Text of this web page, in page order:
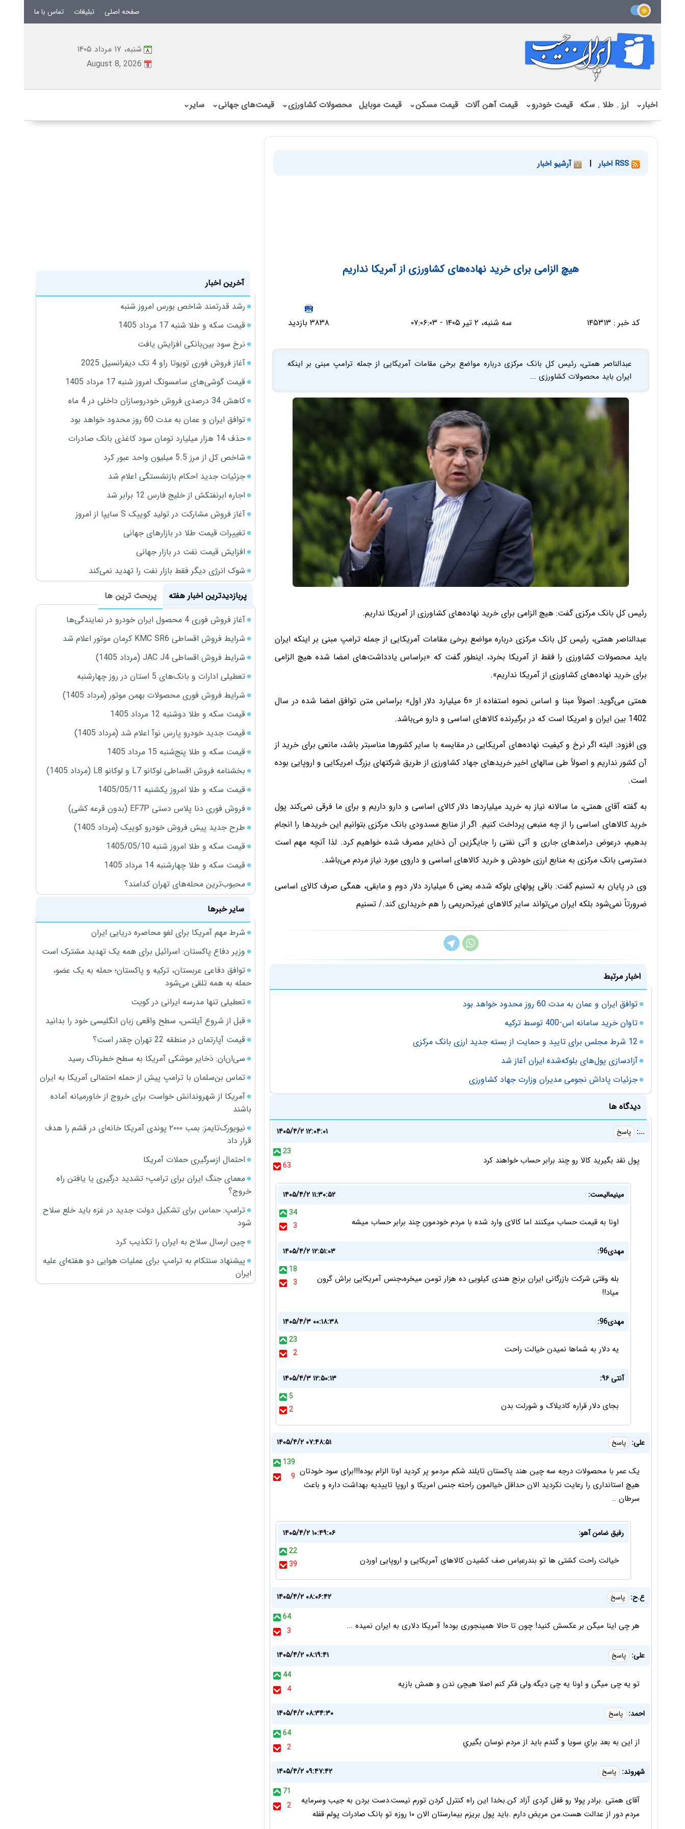
صفحه اصلی تبلیغات تماس با ما
شنبه، ۱۷ مرداد ۱۴۰۵
August 8, 2026
اخبار⌄ ارز . طلا . سکه قیمت خودرو⌄ قیمت آهن آلات قیمت مسکن⌄ قیمت موبایل محصولات کشاورزی⌄ قیمت‌های جهانی⌄ سایر⌄
| آرشیو اخبار
هیچ الزامی برای خرید نهاده‌های کشاورزی از آمریکا نداریم
کد خبر : ۱۴۵۳۱۳ سه شنبه، ۲ تیر ۱۴۰۵ - ۰۷:۰۶:۰۳ ۳۸۳۸ بازدید
عبدالناصر همتی، رئیس کل بانک مرکزی درباره مواضع برخی مقامات آمریکایی از جمله ترامپ مبنی بر اینکه
ایران باید محصولات کشاورزی ...
رئیس کل بانک مرکزی گفت: هیچ الزامی برای خرید نهاده‌های کشاورزی از آمریکا نداریم.
عبدالناصر همتی، رئیس کل بانک مرکزی درباره مواضع برخی مقامات آمریکایی از جمله ترامپ مبنی بر اینکه ایران
باید محصولات کشاورزی را فقط از آمریکا بخرد، اینطور گفت که «براساس یادداشت‌های امضا شده هیچ الزامی
برای خرید نهاده‌های کشاورزی از آمریکا نداریم».
همتی می‌‌گوید: اصولاً مبنا و اساس نحوه استفاده از «6 میلیارد دلار اول» براساس متن توافق امضا شده در سال
1402 بین ایران و امریکا است که در برگیرنده کالاهای اساسی و دارو می‌باشد.
وی افزود: البته اگر نرخ و کیفیت نهاده‌های آمریکایی در مقایسه با سایر کشورها مناسبتر باشد، مانعی برای خرید از
آن کشور نداریم و اصولاً طی سالهای اخیر خریدهای جهاد کشاورزی از طریق شرکتهای بزرگ امریکایی و اروپایی بوده
است.
به گفته آقای همتی، ما سالانه نیاز به خرید میلیاردها دلار کالای اساسی و دارو داریم و برای ما فرقی نمی‌کند پول
خرید کالاهای اساسی را از چه منبعی پرداخت کنیم. اگر از منابع مسدودی بانک مرکزی بتوانیم این خریدها را انجام
بدهیم، درعوض درامدهای جاری و آتی نفتی را جایگزین آن ذخایر مصرف شده خواهیم کرد. لذا آنچه مهم است
دسترسی بانک مرکزی به منابع ارزی خودش و خرید کالاهای اساسی و داروی مورد نیاز مردم می‌باشد.
وی در پایان به تسنیم گفت: باقی پولهای بلوکه شده، یعنی 6 میلیارد دلار دوم و مابقی، همگی صرف کالای اساسی
ضرورتاً نمی‌شود بلکه ایران می‌تواند سایر کالاهای غیرتحریمی را هم خریداری کند./ تسنیم
اخبار مرتبط
توافق ایران و عمان به مدت 60 روز محدود خواهد بود
تاوان خرید سامانه اس-400 توسط ترکیه
12 شرط مجلس برای تایید و حمایت از بسته جدید ارزی بانک مرکزی
آزادسازی پول‌های بلوکه‌شده ایران آغاز شد
جزئیات پاداش نجومی مدیران وزارت جهاد کشاورزی
دیدگاه ها
...: پاسخ
۱۴۰۵/۴/۲ ۱۲:۰۴:۰۱
23
63
پول نقد بگیرید کالا رو چند برابر حساب خواهند کرد
مینیمالیست:
۱۴۰۵/۴/۲ ۱۱:۳۰:۵۲
34
3
اونا به قیمت حساب میکنند اما کالای وارد شده با مردم خودمون چند برابر حساب میشه
مهدی96:
۱۴۰۵/۴/۲ ۱۲:۵۱:۰۳
18
3
بله وقتی شرکت بازرگانی ایران برنج هندی کیلویی ده هزار تومن میخره،جنس آمریکایی براش گرون
میاد!!
مهدی96:
۱۴۰۵/۴/۳ ۰۰:۱۸:۳۸
23
2
یه دلار به شماها نمیدن خیالت راحت
آنتی ۹۶:
۱۴۰۵/۴/۳ ۱۲:۵۰:۱۳
5
2
بجای دلار قراره کادیلاک و شورلت بدن
علی: پاسخ
۱۴۰۵/۴/۲ ۰۷:۴۸:۵۱
139
9 یک عمر با محصولات درجه سه چین هند پاکستان تایلند شکم مردمو پر کردید اونا الزام بوده!!!برای سود خودتان
هیچ استانداری را رعایت نکردید الان حداقل خیالمون راحته جنس امریکا و اروپا تاییدیه بهداشت داره و باعث
سرطان ..
رفیق ضامن آهو:
۱۴۰۵/۴/۲ ۱۰:۴۹:۰۶
22
39
خیالت راحت کشتی ها تو بندرعباس صف کشیدن کالاهای آمریکایی و اروپایی اوردن
ع.ح: پاسخ
۱۴۰۵/۴/۲ ۰۸:۰۶:۴۲
64
3
هر چی اینا میگن بر عکسش کنید! چون تا حالا همینجوری بوده! آمریکا دلاری به ایران نمیده ...
علی: پاسخ
۱۴۰۵/۴/۲ ۰۸:۱۹:۴۱
44
4
تو یه چی میگی و اونا یه چی دیگه.ولی فکر کنم اصلا هیچی ندن و همش بازیه
احمد: پاسخ
۱۴۰۵/۴/۲ ۰۸:۳۴:۳۰
64
2
از اين به بعد براي سويا و گندم بايد از مردم نوسان بگيري
شهروند: پاسخ
۱۴۰۵/۴/۲ ۰۹:۴۷:۴۲
71
2
آقای همتی .برادر پولا رو قفل کردی آزاد کن.بخدا این راه کنترل کردن تورم نیست.دست بردن به جیب وسرمایه
مردم دور از عدالت هست.من مریض دارم .باید پول بریزم بیمارستان الان ۱۰ روزه تو بانک صادرات پولم قفله
آخرین اخبار
رشد قدرتمند شاخص بورس امروز شنبه
قیمت سکه و طلا شنبه 17 مرداد 1405
نرخ سود بین‌بانکی افزایش یافت
آغاز فروش فوری تویوتا راو 4 تک دیفرانسیل 2025
قیمت گوشی‌های سامسونگ امروز شنبه 17 مرداد 1405
کاهش 34 درصدی فروش خودروسازان داخلی در 4 ماه
توافق ایران و عمان به مدت 60 روز محدود خواهد بود
حذف 14 هزار میلیارد تومان سود کاغذی بانک صادرات
شاخص کل از مرز 5.5 میلیون واحد عبور کرد
جزئیات جدید احکام بازنشستگی اعلام شد
اجاره ابرنفتکش از خلیج فارس 12 برابر شد
آغاز فروش مشارکت در تولید کوییک S سایپا از امروز
تغییرات قیمت طلا در بازارهای جهانی
افزایش قیمت نفت در بازار جهانی
شوک انرژی دیگر فقط بازار نفت را تهدید نمی‌کند
پربازدیدترین اخبار هفته
پربحث ترین ها
آغاز فروش فوری 4 محصول ایران خودرو در نمایندگی‌ها
شرایط فروش اقساطی KMC SR6 کرمان موتور اعلام شد
شرایط فروش اقساطی JAC J4 (مرداد 1405)
تعطیلی ادارات و بانک‌های 5 استان در روز چهارشنبه
شرایط فروش فوری محصولات بهمن موتور (مرداد 1405)
قیمت سکه و طلا دوشنبه 12 مرداد 1405
قیمت جدید خودرو پارس نوآ اعلام شد (مرداد 1405)
قیمت سکه و طلا پنج‌شنبه 15 مرداد 1405
بخشنامه فروش اقساطی لوکانو L7 و لوکانو L8 (مرداد 1405)
قیمت سکه و طلا امروز یکشنبه 1405/05/11
فروش فوری دنا پلاس دستی EF7P (بدون قرعه کشی)
طرح جدید پیش فروش خودرو کوییک (مرداد 1405)
قیمت سکه و طلا امروز شنبه 1405/05/10
قیمت سکه و طلا چهارشنبه 14 مرداد 1405
محبوب‌ترین محله‌های تهران کدامند؟
سایر خبرها
شرط مهم آمریکا برای لغو محاصره دریایی ایران
وزیر دفاع پاکستان: اسرائیل برای همه یک تهدید مشترک است
توافق دفاعی عربستان، ترکیه و پاکستان؛ حمله به یک عضو،
حمله به همه تلقی می‌شود
تعطیلی تنها مدرسه ایرانی در کویت
قبل از شروع آیلتس، سطح واقعی زبان انگلیسی خود را بدانید
قیمت آپارتمان در منطقه 22 تهران چقدر است؟
سی‌ان‌ان: ذخایر موشکی آمریکا به سطح خطرناک رسید
تماس بن‌سلمان با ترامپ پیش از حمله احتمالی آمریکا به ایران
آمریکا از شهروندانش خواست برای خروج از خاورمیانه آماده
باشند
نیویورک‌تایمز: بمب ۲۰۰۰ پوندی آمریکا خانه‌ای در قشم را هدف
قرار داد
احتمال ازسرگیری حملات آمریکا
معمای جنگ ایران برای ترامپ؛ تشدید درگیری یا یافتن راه
خروج؟
ترامپ: حماس برای تشکیل دولت جدید در غزه باید خلع سلاح
شود
چین ارسال سلاح به ایران را تکذیب کرد
پیشنهاد سنتکام به ترامپ برای عملیات هوایی دو هفته‌ای علیه
ایران